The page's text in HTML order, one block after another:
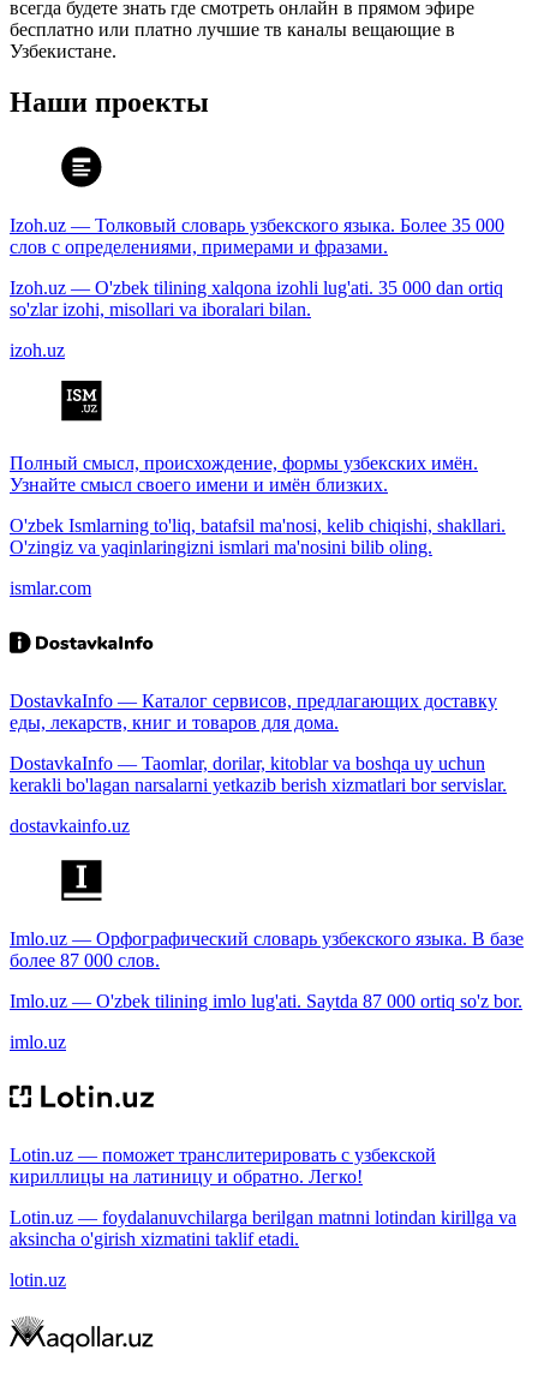
всегда будете знать где смотреть онлайн в прямом эфире
бесплатно или платно лучшие тв каналы вещающие в
Узбекистане.
Наши проекты
Izoh.uz — Толковый словарь узбекского языка. Более 35 000
слов с определениями, примерами и фразами.
Izoh.uz — O'zbek tilining xalqona izohli lug'ati. 35 000 dan ortiq
so'zlar izohi, misollari va iboralari bilan.
izoh.uz
Полный смысл, происхождение, формы узбекских имён.
Узнайте смысл своего имени и имён близких.
O'zbek Ismlarning to'liq, batafsil ma'nosi, kelib chiqishi, shakllari.
O'zingiz va yaqinlaringizni ismlari ma'nosini bilib oling.
ismlar.com
DostavkaInfo — Каталог сервисов, предлагающих доставку
еды, лекарств, книг и товаров для дома.
DostavkaInfo — Taomlar, dorilar, kitoblar va boshqa uy uchun
kerakli bo'lagan narsalarni yetkazib berish xizmatlari bor servislar.
dostavkainfo.uz
Imlo.uz — Орфографический словарь узбекского языка. В базе
более 87 000 слов.
Imlo.uz — O'zbek tilining imlo lug'ati. Saytda 87 000 ortiq so'z bor.
imlo.uz
Lotin.uz — поможет транслитерировать с узбекской
кириллицы на латиницу и обратно. Легко!
Lotin.uz — foydalanuvchilarga berilgan matnni lotindan kirillga va
aksincha o'girish xizmatini taklif etadi.
lotin.uz